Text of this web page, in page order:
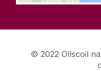
© 2022 Ollscoil